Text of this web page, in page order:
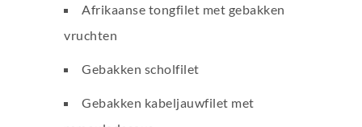
Afrikaanse tongfilet met gebakken
vruchten
Gebakken scholfilet
Gebakken kabeljauwfilet met